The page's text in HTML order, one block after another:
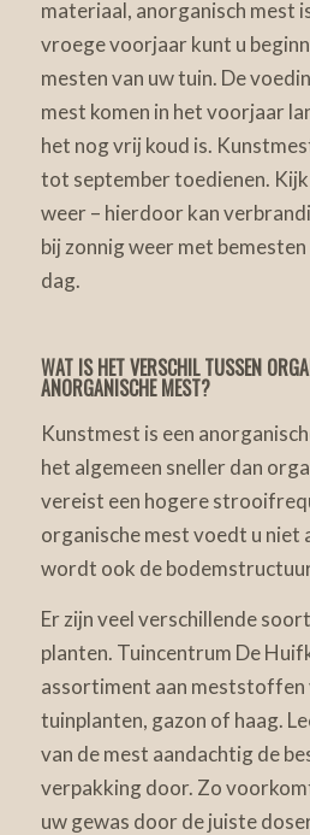
materiaal, anorganisch mest
vroege voorjaar kunt u
mesten van uw tuin. De
mest komen in het voorjaar
het nog vrij koud is.
tot september toedienen.
weer – hierdoor kan
bij zonnig weer met
dag.
WAT IS HET VERSCHIL TUSSEN
ANORGANISCHE MEST?
Kunstmest is een
het algemeen sneller dan
vereist een hogere
organische mest voedt u niet
wordt ook de
Er zijn veel verschillende
planten. Tuincentrum De
assortiment aan meststoffen
tuinplanten, gazon of haag.
van de mest aandachtig de
verpakking door. Zo
uw gewas door de juiste